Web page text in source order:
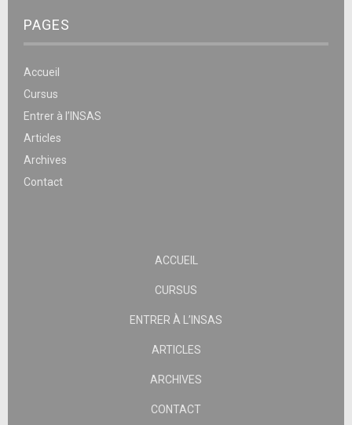
PAGES
Accueil
Cursus
Entrer à l’INSAS
Articles
Archives
Contact
ACCUEIL
CURSUS
ENTRER À L’INSAS
ARTICLES
ARCHIVES
CONTACT